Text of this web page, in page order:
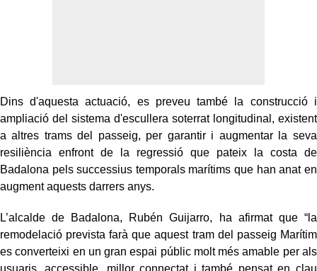
Dins d'aquesta actuació, es preveu també la construcció i
ampliació del sistema d'escullera soterrat longitudinal, existent
a altres trams del passeig, per garantir i augmentar la seva
resiliència enfront de la regressió que pateix la costa de
Badalona pels successius temporals marítims que han anat en
augment aquests darrers anys.
L’alcalde de Badalona, Rubén Guijarro, ha afirmat que “la
remodelació prevista farà que aquest tram del passeig Marítim
es converteixi en un gran espai públic molt més amable per als
usuaris, accessible, millor connectat i també pensat en clau